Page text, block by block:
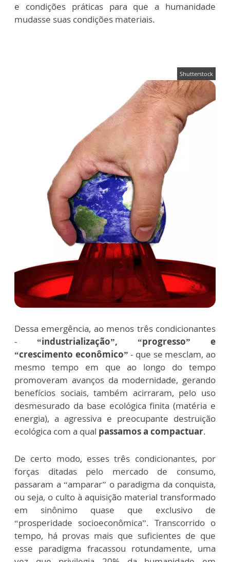
e condições práticas para que a humanidade
mudasse suas condições materiais.
Shutterstock
Dessa emergência, ao menos três condicionantes
- “industrialização”, “progresso” e
“crescimento econômico” - que se mesclam, ao
mesmo tempo em que ao longo do tempo
promoveram avanços da modernidade, gerando
benefícios sociais, também acirraram, pelo uso
desmesurado da base ecológica finita (matéria e
energia), a agressiva e preocupante destruição
ecológica com a qual passamos a compactuar.
De certo modo, esses três condicionantes, por
forças ditadas pelo mercado de consumo,
passaram a “amparar” o paradigma da conquista,
ou seja, o culto à aquisição material transformado
em sinônimo quase que exclusivo de
“prosperidade socioeconômica”. Transcorrido o
tempo, há provas mais que suficientes de que
esse paradigma fracassou rotundamente, uma